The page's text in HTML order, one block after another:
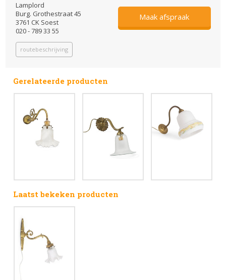
Lamplord
Burg. Grothestraat 45
3761 CK Soest
020 - 789 33 55
routebeschrijving
Maak afspraak
Gerelateerde producten
Laatst bekeken producten